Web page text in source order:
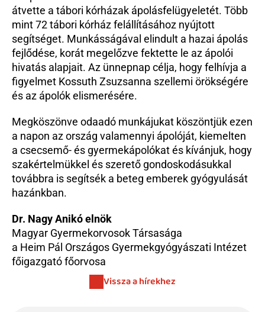
átvette a tábori kórházak ápolásfelügyeletét. Több
mint 72 tábori kórház felállításához nyújtott
segítséget. Munkásságával elindult a hazai ápolás
fejlődése, korát megelőzve fektette le az ápolói
hivatás alapjait. Az ünnepnap célja, hogy felhívja a
figyelmet Kossuth Zsuzsanna szellemi örökségére
és az ápolók elismerésére.
Megköszönve odaadó munkájukat köszöntjük ezen
a napon az ország valamennyi ápolóját, kiemelten
a csecsemő- és gyermekápolókat és kívánjuk, hogy
szakértelmükkel és szerető gondoskodásukkal
továbbra is segítsék a beteg emberek gyógyulását
hazánkban.
Dr. Nagy Anikó elnök
Magyar Gyermekorvosok Társasága
a Heim Pál Országos Gyermekgyógyászati Intézet
főigazgató főorvosa
Vissza a hírekhez